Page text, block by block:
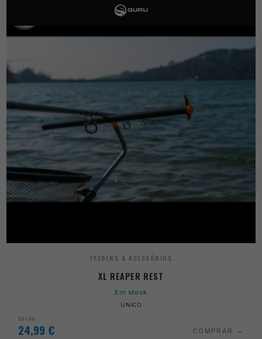
FEEDERS & ACESSÓRIOS
XL REAPER REST
Em stock
ÚNICO
Desde
24,99 € COMPRAR